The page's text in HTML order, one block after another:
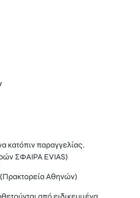
κατόπιν παραγγελίας.
ΣΦΑΙΡΑ EVIAS)
Αθηνών)
από ειδικευμένα